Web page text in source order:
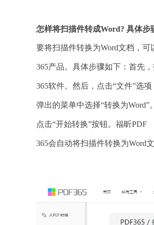
怎样将扫描件转成Word? 具体步
要将扫描件转换为Word文档，可
365产品。具体步骤如下：首先
365软件。然后，点击“文件”选
弹出的菜单中选择“转换为
点击“开始转换”按钮。福昕PDF
365会自动将扫描件转换为Word